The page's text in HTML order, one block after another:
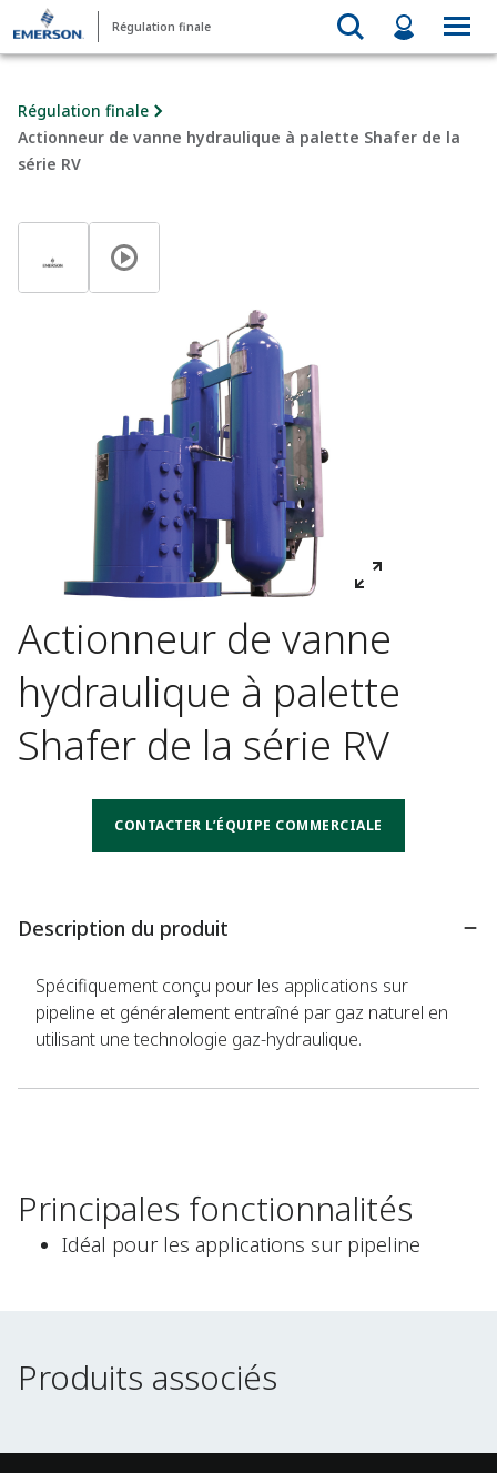
Régulation finale
Régulation finale
Actionneur de vanne hydraulique à palette Shafer de la
série RV
Actionneur de vanne
hydraulique à palette
Shafer de la série RV
CONTACTER L’ÉQUIPE COMMERCIALE
Description du produit
Spécifiquement conçu pour les applications sur
pipeline et généralement entraîné par gaz naturel en
utilisant une technologie gaz-hydraulique.
Principales fonctionnalités
Idéal pour les applications sur pipeline
Produits associés
Produits associés